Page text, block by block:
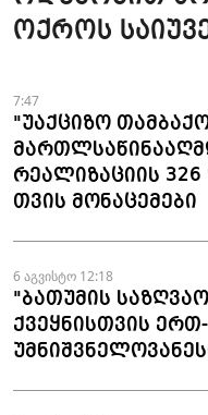
ოქროს
ფაქტები
7:47
"უაქციზო
რეალიზაციის
თვის მონაცემები
6 აგვისტო 12:18
"ბათუმის
ქვეყნისთვის